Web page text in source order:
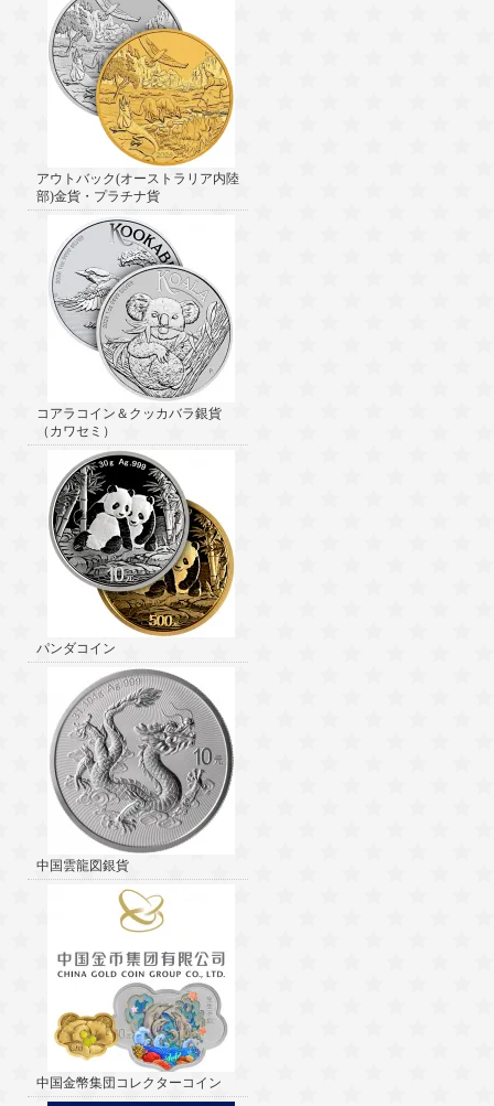
アウトバック(オーストラリア内陸
部)金貨・プラチナ貨
コアラコイン＆クッカバラ銀貨
（カワセミ）
パンダコイン
中国雲龍図銀貨
中国金幣集団コレクターコイン